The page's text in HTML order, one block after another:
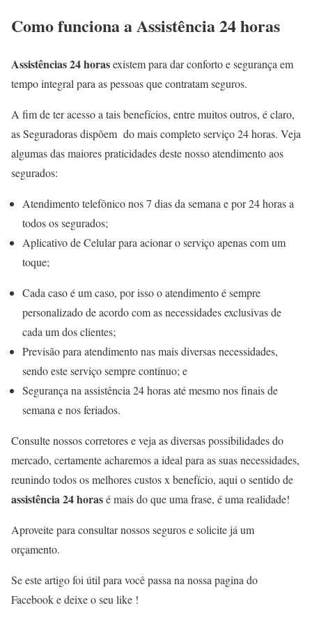
Como funciona a Assistência 24 horas
Assistências 24 horasexistem para dar conforto e segurança em
tempo integral para as pessoas que contratam seguros.
A fim de ter acesso a tais benefícios, entre muitos outros, é claro,
as Seguradoras dispõem do mais completo serviço 24 horas. Veja
algumas das maiores praticidades deste nosso atendimento aos
segurados:
Atendimento telefônico nos 7 dias da semana e por 24 horas a
todos os segurados;
Aplicativo de Celular para acionar o serviço apenas com um
toque;
Cada caso é um caso, por isso o atendimento é sempre
personalizado de acordo com as necessidades exclusivas de
cada um dos clientes;
Previsão para atendimento nas mais diversas necessidades,
sendo este serviço sempre contínuo; e
Segurança na assistência 24 horas até mesmo nos finais de
semana e nos feriados.
Consulte nossos corretores e veja as diversas possibilidades do
mercado, certamente acharemos a ideal para as suas necessidades,
reunindo todos os melhores custos x benefício, aqui o sentido de
assistência 24 horasé mais do que uma frase, é uma realidade!
Aproveite para consultar nossos seguros e solicite já um
orçamento.
Se este artigo foi útil para você passa na nossa pagina do
Facebook e deixe o seu like !